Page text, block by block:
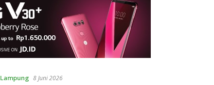
Lampung 8 Juni 2026